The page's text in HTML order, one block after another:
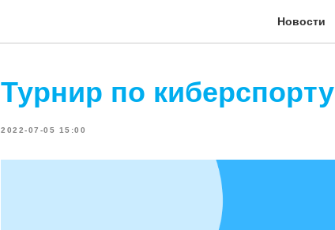
Новости
Турнир по киберспорту
2022-07-05 15:00